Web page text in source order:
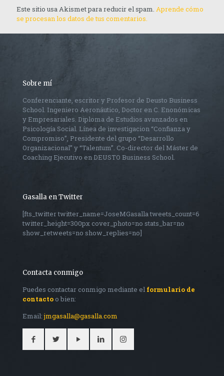
Este sitio usa Akismet para reducir el spam. Aprende cómo
se procesan los datos de tus comentarios.
Sobre mí
Conferenciante, escritor y Profesor de Deusto Business
School. Ingeniero Aeronáutico, Doctor en C. Enonómicas
y Empresariales. Diploma de Estudios avanzados en
Psicología Social. Línea de investigacion “Confianza y
Compromiso”, Presidente del grupo “Desarrollo
Organizacional” y “Talentum”. Co-director del Máster de
Coaching Ejecutivo en DEUSTO Business School.
Gasalla en Twitter
[fts_twitter twitter_name=JoseMGasalla tweets_count=6
twitter_height=300px cover_photo=no stats_bar=no
show_retweets=no show_replies=no]
Contacta conmigo
Puedes contactar conmigo mediante el formulario de
contacto o bien:
Email:jmgasalla@gasalla.com